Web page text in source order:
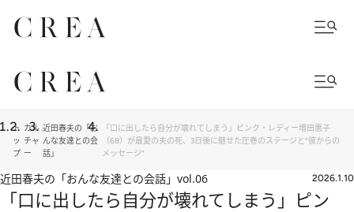
ト
ッ
プ
カル
チャ
ー
近田春夫の「お
んな友達との会
話」
「口に出したら自分が壊れてしまう」ピンク・レディー増田惠子
（68）が最愛の夫の死、3日後に魅せた圧巻のステージと“彼からの
メッセージ”
近田春夫の「おんな友達との会話」 vol.06 2026.1.10
「口に出したら自分が壊れてしまう」ピン